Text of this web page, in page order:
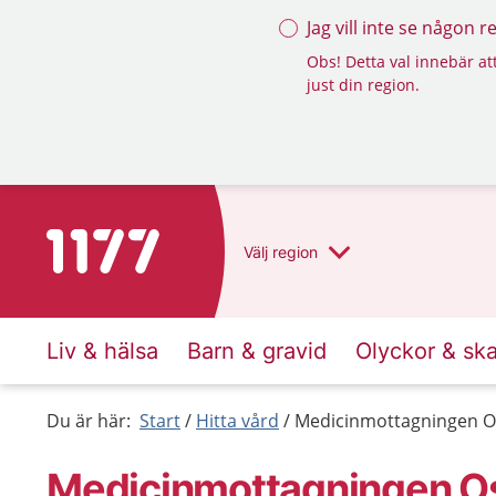
Jag vill inte se någon
Obs! Detta val innebär
just din region.
Till startsidan för 1177 Välj region
Liv & hälsa Barn & gravid Olyckor &
Du är här: Start Hitta vård Medicinmottagningen